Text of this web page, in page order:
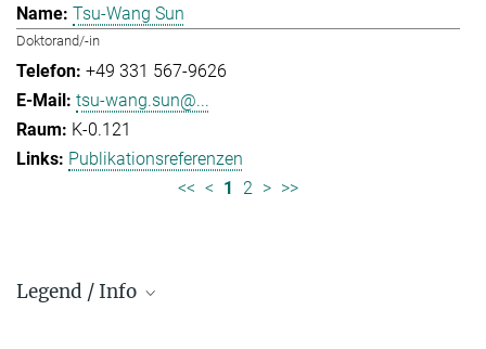
Tsu-Wang Sun
Doktorand/-in
+49 331 567-9626
tsu-wang.sun@...
K-0.121
Publikationsreferenzen
<< < 1 2 > >>
Legend / Info